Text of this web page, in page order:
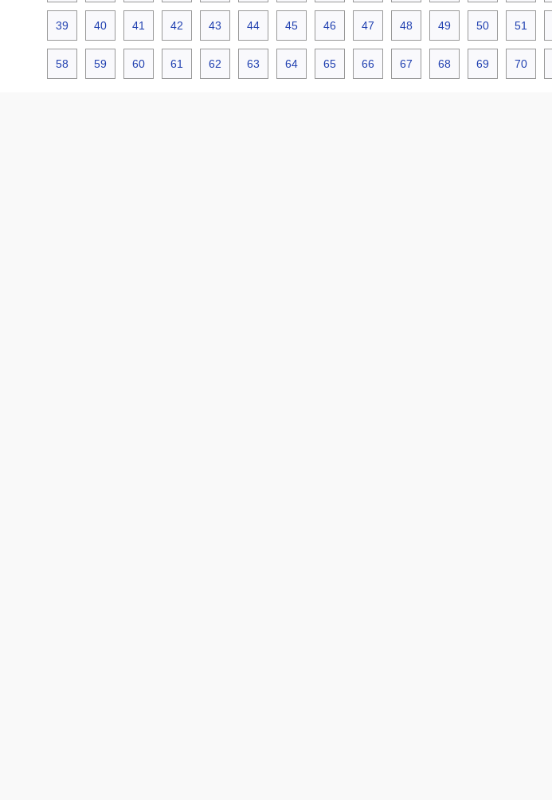
39 40 41 42 43 44 45 46 47 48 49 50 51
58 59 60 61 62 63 64 65 66 67 68 69 70